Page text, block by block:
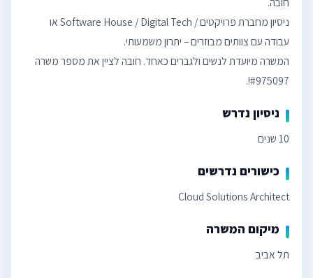
ניסיון מחברת פרויקטים / Software House / Digital Tech או
המשרה מיועדת לנשים ולגברים כאחד. חובה לציין את מספר משרה
#975097!.
ניסיון נדרש
10 שנים
כישורים נדרשים
Cloud Solutions Architect
מיקום המשרה
תל אביב